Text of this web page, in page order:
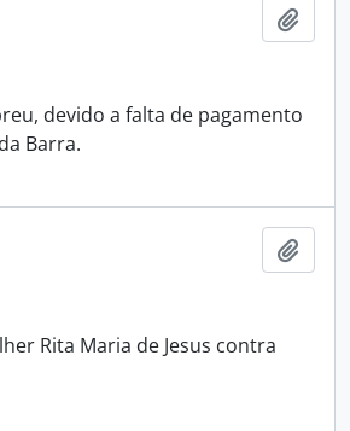
devido a falta de pagamento
Barra.
Rita Maria de Jesus contra